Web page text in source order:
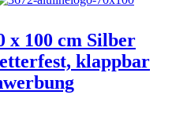
x 100 cm Silber
klappbar